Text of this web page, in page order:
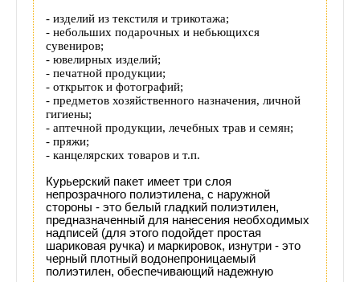
- изделий из текстиля и трикотажа;
- небольших подарочных и небьющихся
сувениров;
- ювелирных изделий;
- печатной продукции;
- открыток и фотографий;
- предметов хозяйственного назначения, личной
гигиены;
- аптечной продукции, лечебных трав и семян;
- пряжи;
- канцелярских товаров и т.п.
Курьерский пакет имеет три слоя
непрозрачного полиэтилена, с наружной
стороны - это белый гладкий полиэтилен,
предназначенный для нанесения необходимых
надписей (для этого подойдет простая
шариковая ручка) и маркировок, изнутри - это
черный плотный водонепроницаемый
полиэтилен, обеспечивающий надежную